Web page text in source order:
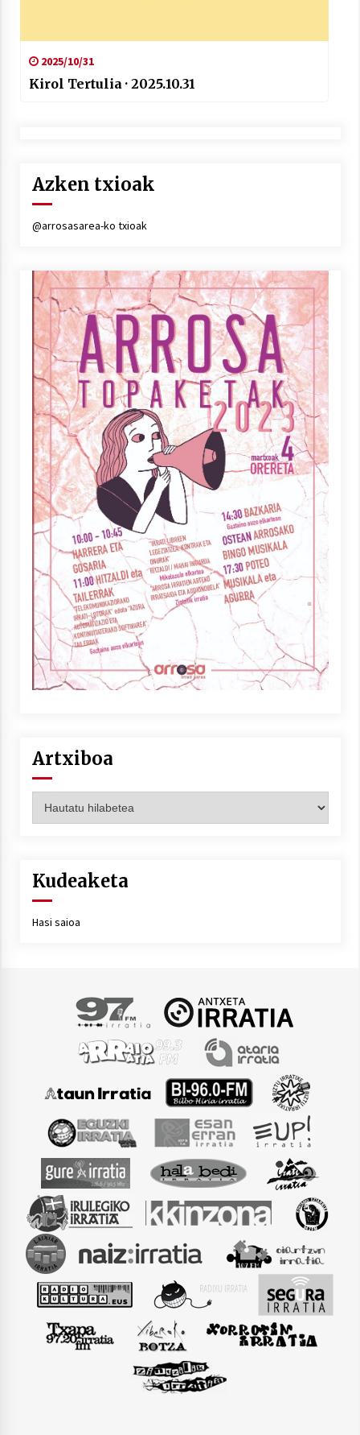
2025/10/31
Kirol Tertulia · 2025.10.31
Azken txioak
@arrosasarea-ko txioak
Artxiboa
Kudeaketa
Hasi saioa